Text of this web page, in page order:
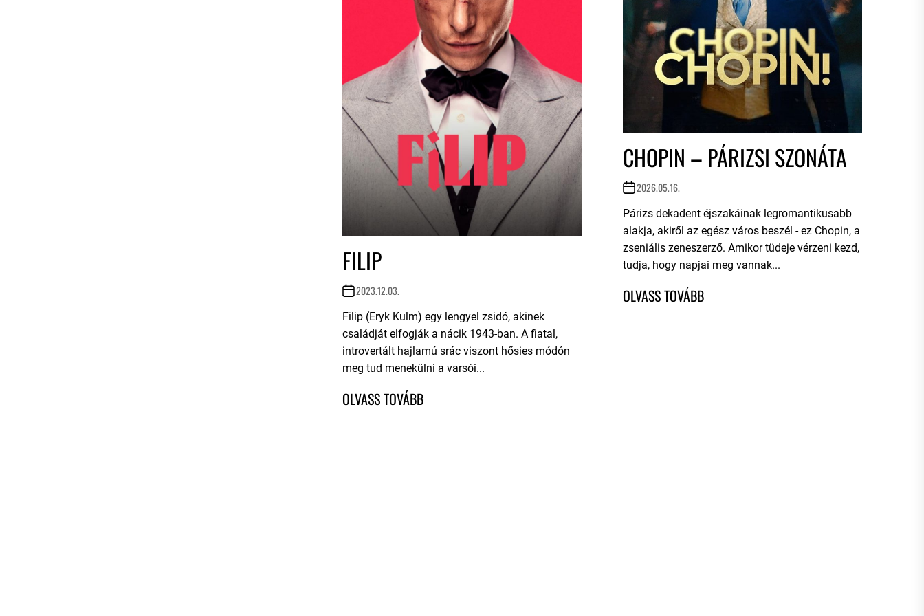
CHOPIN – PÁRIZSI SZONÁTA
2026.05.16.
Párizs dekadent éjszakáinak legromantikusabb
alakja, akiről az egész város beszél - ez Chopin, a
zseniális zeneszerző. Amikor tüdeje vérzeni kezd,
tudja, hogy napjai meg vannak...
FILIP
2023.12.03.
Filip (Eryk Kulm) egy lengyel zsidó, akinek
családját elfogják a nácik 1943-ban. A fiatal,
introvertált hajlamú srác viszont hősies módón
meg tud menekülni a varsói...